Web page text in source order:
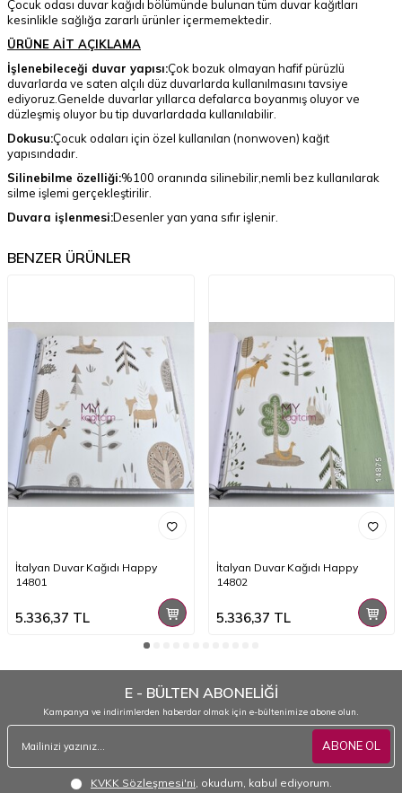
Çocuk odası duvar kağıdı bölümünde bulunan tüm duvar kağıtları
kesinlikle sağlığa zararlı ürünler içermemektedir.
ÜRÜNE AİT AÇIKLAMA
İşlenebileceği duvar yapısı:Çok bozuk olmayan hafif pürüzlü
duvarlarda ve saten alçılı düz duvarlarda kullanılmasını tavsiye
ediyoruz.Genelde duvarlar yıllarca defalarca boyanmış oluyor ve
düzleşmiş oluyor bu tip duvarlardada kullanılabilir.
Dokusu:Çocuk odaları için özel kullanılan (nonwoven) kağıt
yapısındadır.
Silinebilme özelliği:%100 oranında silinebilir,nemli bez kullanılarak
silme işlemi gerçekleştirilir.
Duvara işlenmesi:Desenler yan yana sıfır işlenir.
BENZER ÜRÜNLER
İtalyan Duvar Kağıdı Happy
14801
5.336,37 TL
İtalyan Duvar Kağıdı Happy
14802
5.336,37 TL
E - BÜLTEN ABONELİĞİ
Kampanya ve indirimlerden haberdar olmak için e-bültenimize abone olun.
ABONE OL
KVKK Sözleşmesi'ni , okudum, kabul ediyorum.